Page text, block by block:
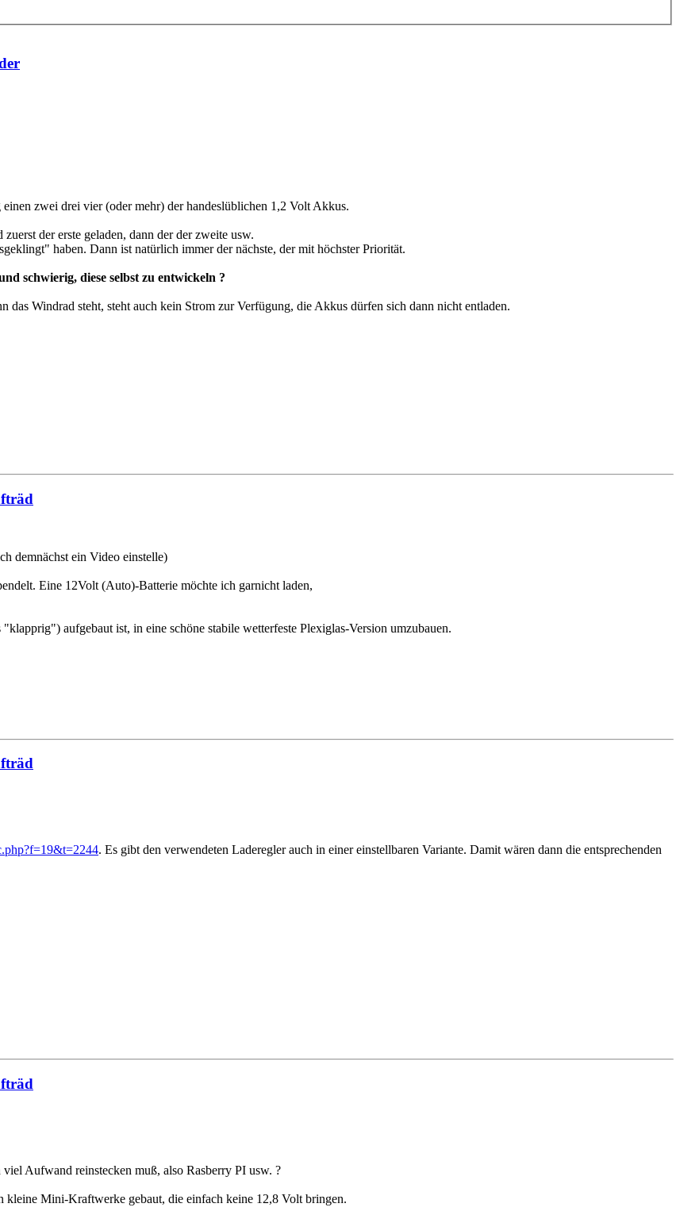
zwei drei vier (oder mehr) der handeslüblichen 1,2 Volt Akkus.
der erste geladen, dann der der zweite usw.
haben. Dann ist natürlich immer der nächste, der mit höchster Priorität.
schwierig, diese selbst zu entwickeln ?
Windrad steht, steht auch kein Strom zur Verfügung, die Akkus dürfen sich dann nicht entladen.
demnächst ein Video einstelle)
Eine 12Volt (Auto)-Batterie möchte ich garnicht laden,
aufgebaut ist, in eine schöne stabile wetterfeste Plexiglas-Version umzubauen.
. Es gibt den verwendeten Laderegler auch in einer einstellbaren Variante. Damit wären dann die entsprechenden
Aufwand reinstecken muß, also Rasberry PI usw. ?
Mini-Kraftwerke gebaut, die einfach keine 12,8 Volt bringen.